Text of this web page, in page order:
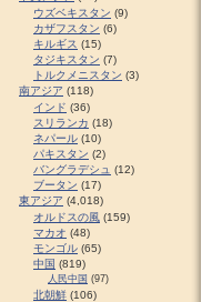
ウズベキスタン (9)
カザフスタン (6)
キルギス (15)
タジキスタン (7)
トルクメニスタン (3)
南アジア (118)
インド (36)
スリランカ (18)
ネパール (10)
パキスタン (2)
バングラデシュ (12)
ブータン (17)
東アジア (4,018)
オルドスの風 (159)
マカオ (48)
モンゴル (65)
中国 (819)
人民中国 (97)
北朝鮮 (106)